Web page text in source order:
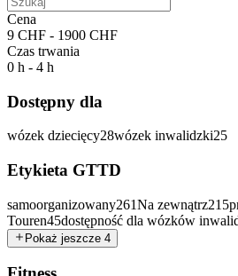
Cena
9 CHF - 1900 CHF
Czas trwania
0 h - 4 h
Dostępny dla
wózek dziecięcy28wózek inwalidzki25
Etykieta GTTD
samoorganizowany261Na zewnątrz215
Touren45dostępność dla wózków
Pokaż jeszcze 4